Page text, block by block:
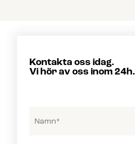
Kontakta oss idag.
Vi hör av oss inom 24h.